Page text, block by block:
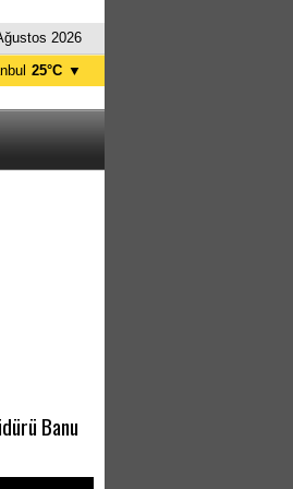
2026
25°C ▼
Banu